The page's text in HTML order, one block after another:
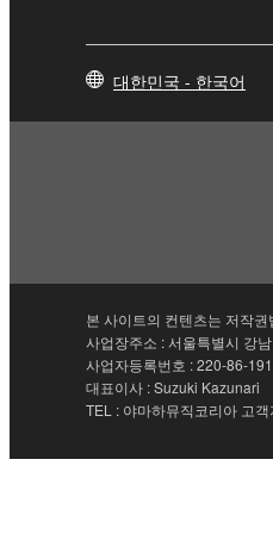
대한민국 - 한국어
본 사이트의 컨텐츠는 저작
사업장주소 : 서울특별시 강
사업자등록번호 : 220-86-
대표이사 : Suzuki Kazunari
TEL : 야마하뮤직코리아 고